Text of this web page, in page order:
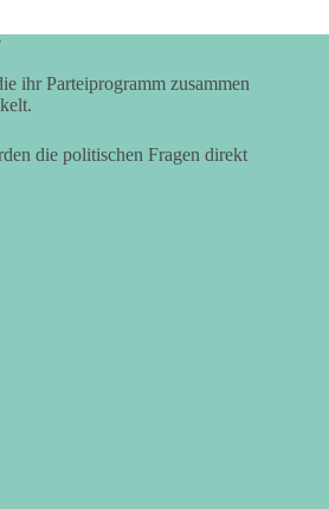
ihr Parteiprogramm zusammen
die politischen Fragen direkt